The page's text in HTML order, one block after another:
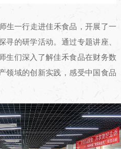
生一行走进佳禾食品，开展了一
寻的研学活动。通过专题讲座、
生们深入了解佳禾食品在财务数
领域的创新实践，感受中国食品